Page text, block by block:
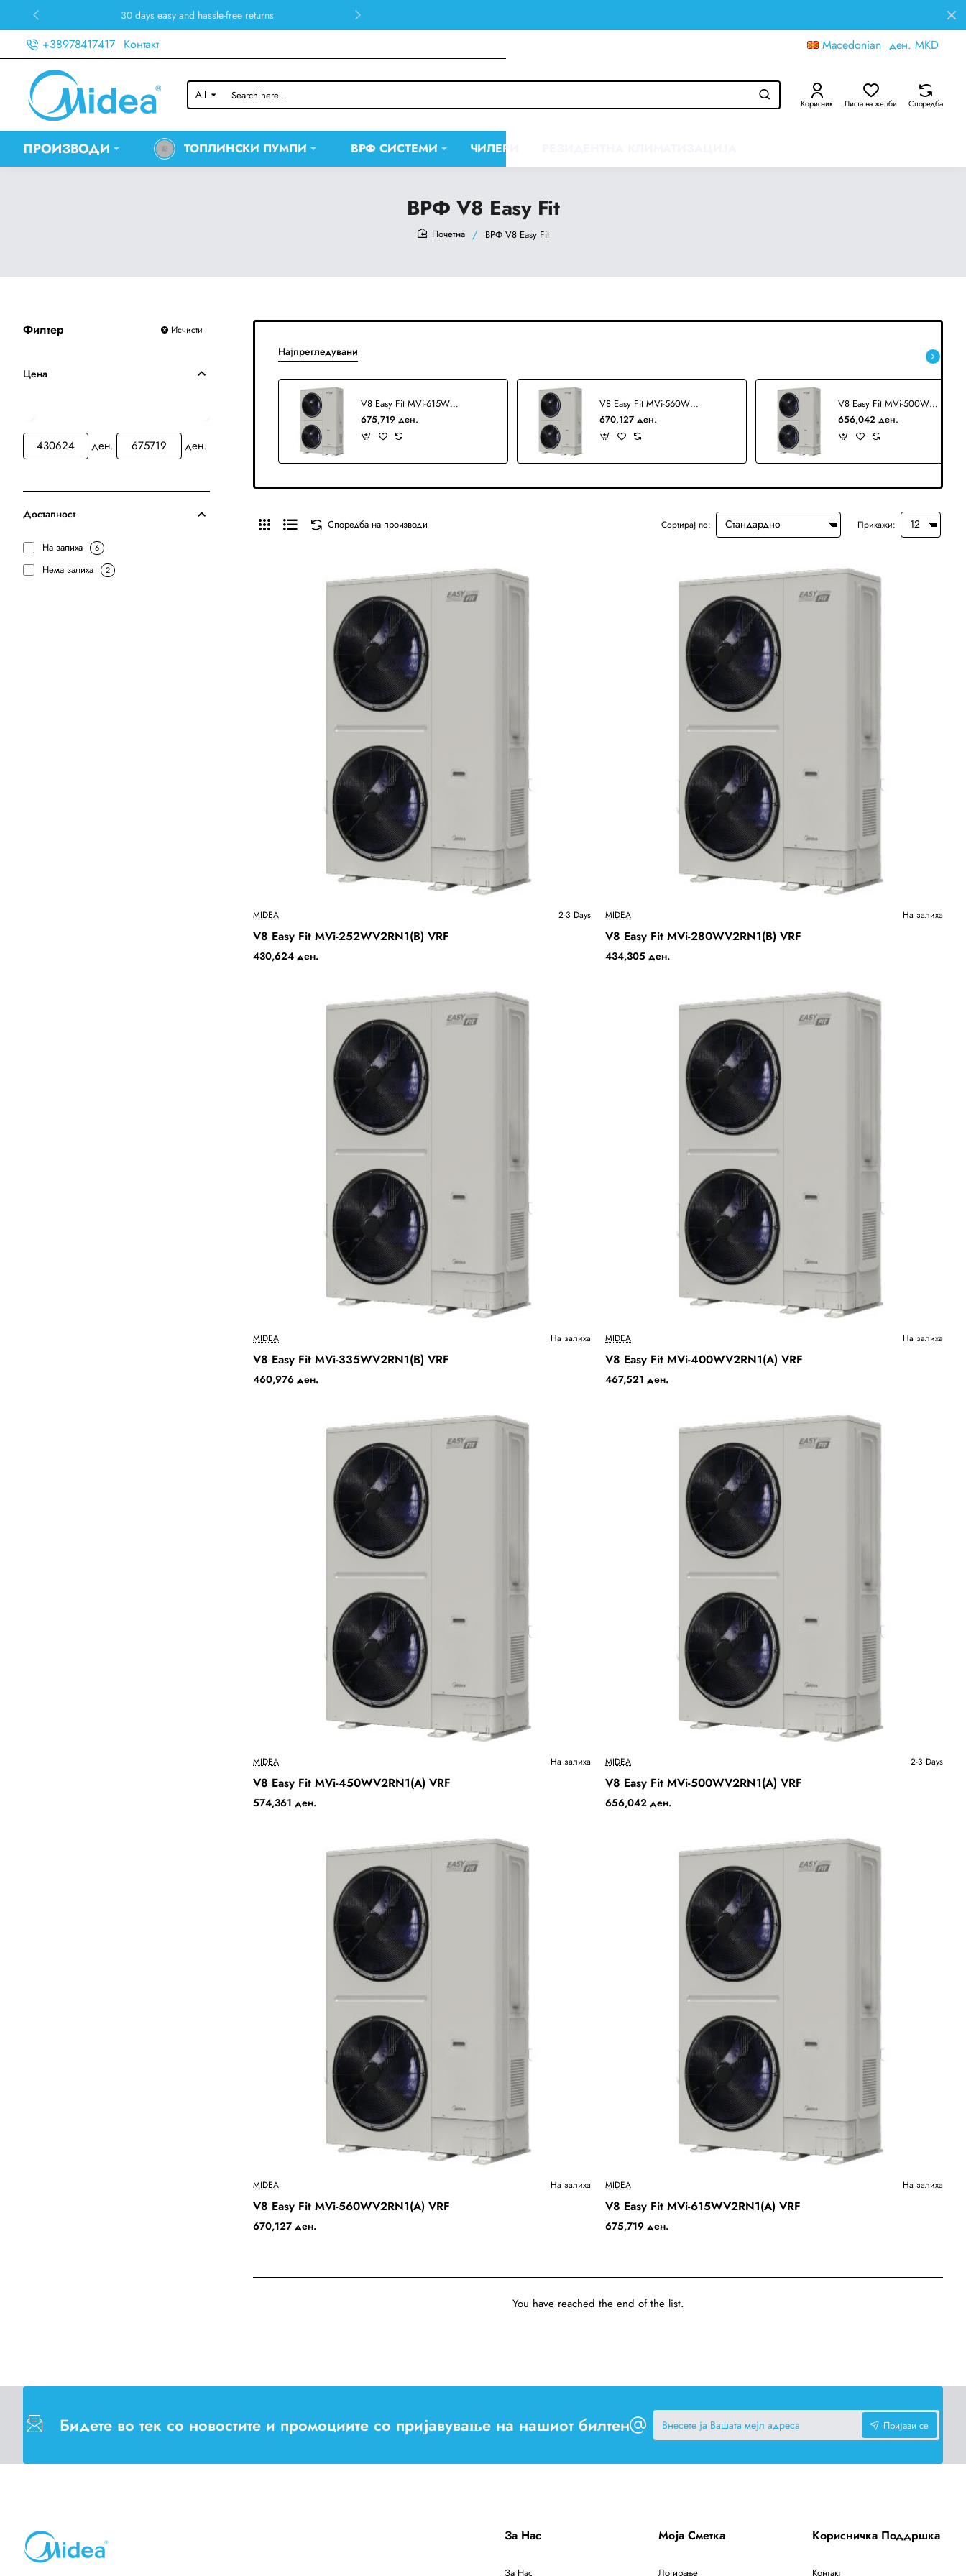
30 days easy and hassle-free returns
+38978417417 Контакт Macedonian ден. MKD
All
Search
here...
Корисник Листа на желби Споредба
ПРОИЗВОДИ ТОПЛИНСКИ ПУМПИ ВРФ СИСТЕМИ ЧИЛЕРИ
ВРФ V8 Easy Fit
ВРФ V8 Easy Fit
Филтер Исчисти
Цена
ден. ден.
Достапност
На залиха 6
Нема залиха 2
Најпрегледувани
V8 Easy Fit MVi-615WV2RN1(A) VRF
675,719 ден.
V8 Easy Fit MVi-560WV2RN1(A) VRF
670,127 ден.
V8 Easy Fit MVi-500WV2RN1(A) VRF
656,042 ден.
Споредба на производи Сортирај по: Прикажи:
Ново
2-3 Days
MIDEA 2-3 Days
V8 Easy Fit MVi-252WV2RN1(B) VRF
430,624 ден.
Ново
MIDEA На залиха
V8 Easy Fit MVi-280WV2RN1(B) VRF
434,305 ден.
Ново
MIDEA На залиха
V8 Easy Fit MVi-335WV2RN1(B) VRF
460,976 ден.
Ново
MIDEA На залиха
V8 Easy Fit MVi-400WV2RN1(A) VRF
467,521 ден.
Ново
MIDEA На залиха
V8 Easy Fit MVi-450WV2RN1(A) VRF
574,361 ден.
Ново
2-3 Days
MIDEA 2-3 Days
V8 Easy Fit MVi-500WV2RN1(A) VRF
656,042 ден.
Ново
MIDEA На залиха
V8 Easy Fit MVi-560WV2RN1(A) VRF
670,127 ден.
Ново
MIDEA На залиха
V8 Easy Fit MVi-615WV2RN1(A) VRF
675,719 ден.
You have reached the end of the list.
Бидете во тек со новостите и промоциите со пријавување на нашиот билтен
Внесете
Вашата
Пријави се
За Нас
За Нас
Моја Сметка
Логирање
Корисничка Поддршка
Контакт